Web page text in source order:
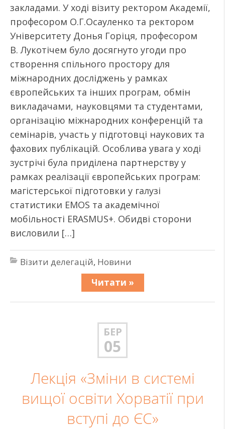
закладами. У ході візиту ректором Академії,
професором О.Г.Осауленко та ректором
Університету Донья Горіця, професором
В. Лукотічем було досягнуто угоди про
створення спільного простору для
міжнародних досліджень у рамках
європейських та інших програм, обмін
викладачами, науковцями та студентами,
організацію міжнародних конференцій та
семінарів, участь у підготовці наукових та
фахових публікацій. Особлива увага у ході
зустрічі була приділена партнерству у
рамках реалізації європейських програм:
магістерської підготовки у галузі
статистики EMOS та академічної
мобільності ERASMUS+. Обидві сторони
висловили […]
Візити делегацій, Новини
Читати »
БЕР
05
Лекція «Зміни в системі
вищої освіти Хорватії при
вступі до ЄС»